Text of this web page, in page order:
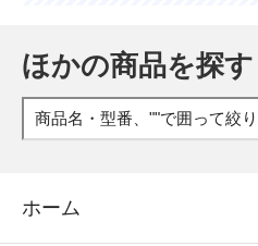
ほかの商品を探す
ホーム